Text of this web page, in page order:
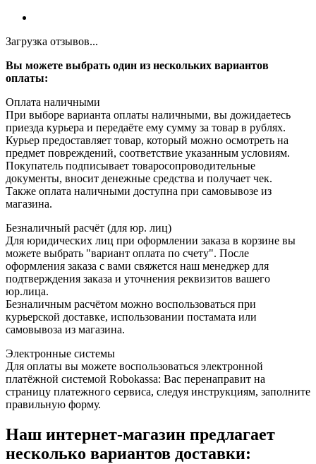
Загрузка отзывов...
Вы можете выбрать один из нескольких вариантов
оплаты:
Оплата наличными
При выборе варианта оплаты наличными, вы дожидаетесь
приезда курьера и передаёте ему сумму за товар в рублях.
Курьер предоставляет товар, который можно осмотреть на
предмет повреждений, соответствие указанным условиям.
Покупатель подписывает товаросопроводительные
документы, вносит денежные средства и получает чек.
Также оплата наличными доступна при самовывозе из
магазина.
Безналичный расчёт (для юр. лиц)
Для юридических лиц при оформлении заказа в корзине вы
можете выбрать "вариант оплата по счету". После
оформления заказа с вами свяжется наш менеджер для
подтверждения заказа и уточнения реквизитов вашего
юр.лица.
Безналичным расчётом можно воспользоваться при
курьерской доставке, использовании постамата или
самовывоза из магазина.
Электронные системы
Для оплаты вы можете воспользоваться электронной
платёжной системой Robokassa: Вас перенаправит на
страницу платежного сервиса, следуя инструкциям, заполните
правильную форму.
Наш интернет-магазин предлагает
несколько вариантов доставки: